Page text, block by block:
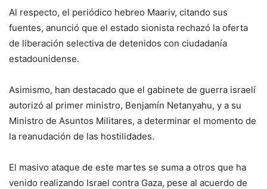
Al respecto, el periódico hebreo Maariv, citando sus
fuentes, anunció que el estado sionista rechazó la oferta
de liberación selectiva de detenidos con ciudadanía
estadounidense.
Asimismo, han destacado que el gabinete de guerra israelí
autorizó al primer ministro, Benjamín Netanyahu, y a su
Ministro de Asuntos Militares, a determinar el momento de
la reanudación de las hostilidades.
El masivo ataque de este martes se suma a otros que ha
venido realizando Israel contra Gaza, pese al acuerdo de